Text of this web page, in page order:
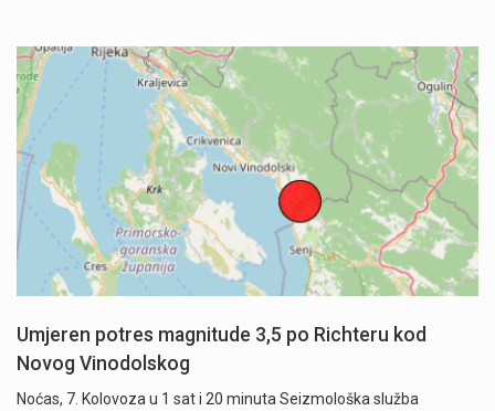
Umjeren potres magnitude 3,5 po Richteru kod
Novog Vinodolskog
Noćas, 7. Kolovoza u 1 sat i 20 minuta Seizmološka služba